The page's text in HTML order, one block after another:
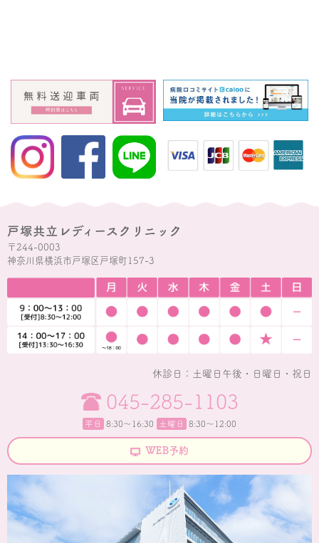
戸塚共立レディースクリニック
〒244-0003
神奈川県横浜市戸塚区戸塚町157-3
休診日：土曜日午後・日曜日・祝日
045-285-1103
平日 8:30〜16:30 土曜日 8:30～12:00
WEB予約